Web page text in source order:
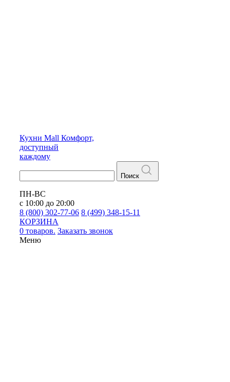
Кухни Mall Комфорт,
доступный
каждому
Поиск
ПН-ВС
с 10:00 до 20:00
8 (800) 302-77-06 8 (499) 348-15-11
КОРЗИНА
0 товаров. Заказать звонок
Меню